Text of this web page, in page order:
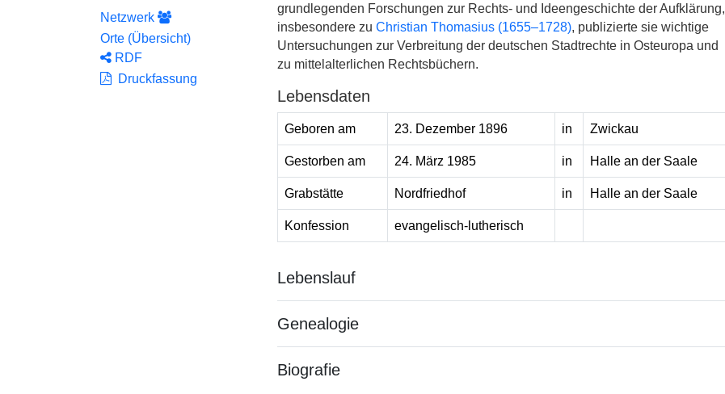
Netzwerk
Orte (Übersicht)
RDF
Druckfassung
grundlegenden Forschungen zur Rechts- und Ideengeschichte der Aufklärung,
insbesondere zu Christian Thomasius (1655–1728), publizierte sie wichtige
Untersuchungen zur Verbreitung der deutschen Stadtrechte in Osteuropa und
zu mittelalterlichen Rechtsbüchern.
Lebensdaten
Geboren am 23. Dezember 1896 in Zwickau
Gestorben am 24. März 1985 in Halle an der Saale
Grabstätte Nordfriedhof in Halle an der Saale
Konfession evangelisch-lutherisch
Lebenslauf
Genealogie
Biografie